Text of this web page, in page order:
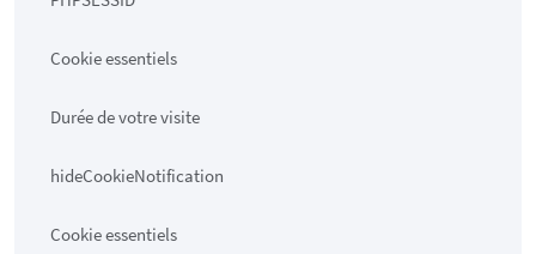
Cookie essentiels
Durée de votre visite
hideCookieNotification
Cookie essentiels